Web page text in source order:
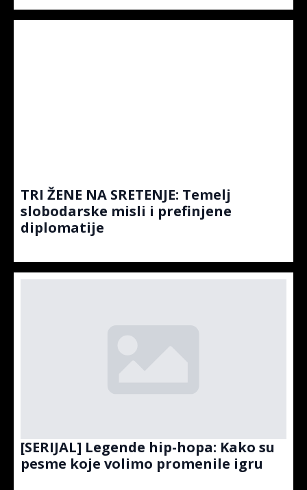
TRI ŽENE NA SRETENJE: Temelj
slobodarske misli i prefinjene
diplomatije
[SERIJAL] Legende hip-hopa: Kako su
pesme koje volimo promenile igru